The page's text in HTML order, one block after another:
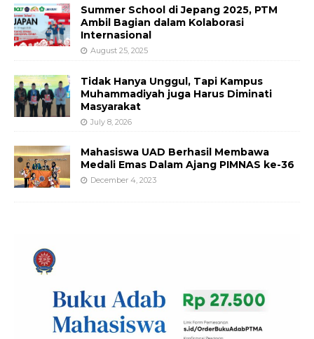
Summer School di Jepang 2025, PTM
Ambil Bagian dalam Kolaborasi
Internasional
August 25, 2025
Tidak Hanya Unggul, Tapi Kampus
Muhammadiyah juga Harus Diminati
Masyarakat
July 8, 2026
Mahasiswa UAD Berhasil Membawa
Medali Emas Dalam Ajang PIMNAS ke-36
December 4, 2023